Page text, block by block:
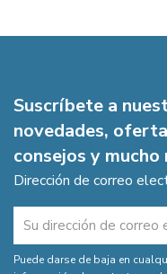
Suscríbete a
novedades,
consejos y mucho
Dirección de correo
Puede darse de baja en